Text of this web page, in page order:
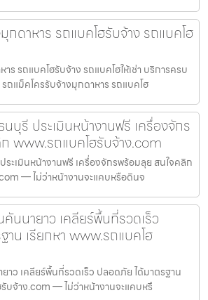
กดาหาร รถแบคโฮรับจ้าง รถแบคโฮ
ร รถแบคโฮรับจ้าง รถแบคโฮให้เช่า บริการครบ
ถแม็คโครรับจ้างมุกดาหาร รถแบคโฮ
บุรี ประเมินหน้างานฟรี เครื่องจักร
www.รถแบคโฮรับจ้าง.com
ะเมินหน้างานฟรี เครื่องจักรพร้อมลุย สนใจคลิก
— ไม่ว่าหน้างานจะแคบหรือดินจ
นนายาว เคลียร์พื้นที่รวดเร็ว
น เรียกหา www.รถแบคโฮ
าว เคลียร์พื้นที่รวดเร็ว ปลอดภัย ได้มาตรฐาน
บจ้าง.com — ไม่ว่าหน้างานจะแคบหรื